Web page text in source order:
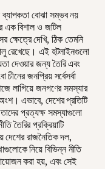
ব্যাপকতা বোঝা সম্ভব নয়
এক বিশাল ও জটিল
ক্ষেত্রে দেখি, ঠিক তেমনি
রেখেছে। এই হটলাইনগুলো
দেওয়ার জন্য তৈরি এবং
জনপ্রিয় সর্বেসর্বা
লাগিয়ে জনগণের সমস্যার
এভাবে, দেশের প্রতিটি
প্রত্যক্ষ সমস্যাগুলো
তৈরির প্রক্রিয়াটি
দেশের রাজনৈতিক দল,
নিয়ে বিভিন্ন নীতি
করা হয়, এবং সেই